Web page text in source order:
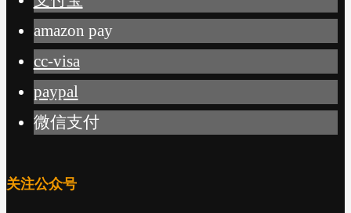
amazon pay
cc-visa
paypal
微信支付
关注公众号